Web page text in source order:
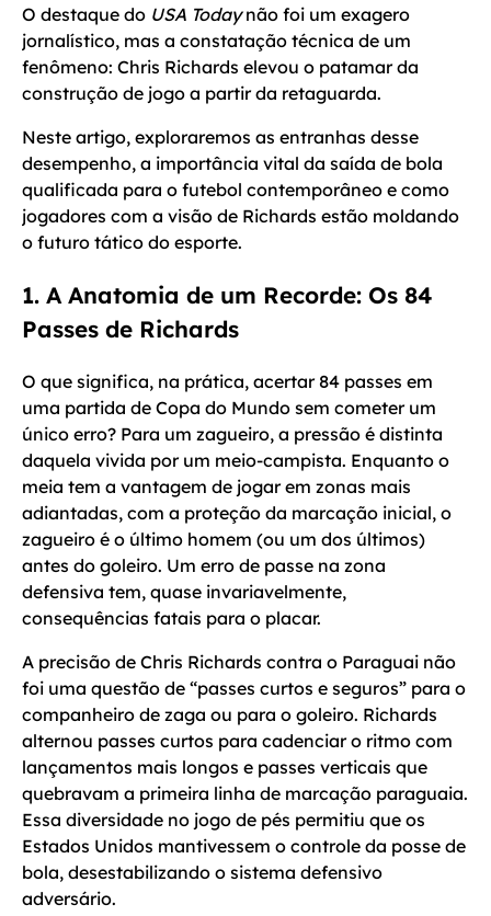
O destaque do USA Todaynão foi um exagero
jornalístico, mas a constatação técnica de um
fenômeno: Chris Richards elevou o patamar da
construção de jogo a partir da retaguarda.
Neste artigo, exploraremos as entranhas desse
desempenho, a importância vital da saída de bola
qualificada para o futebol contemporâneo e como
jogadores com a visão de Richards estão moldando
o futuro tático do esporte.
1. A Anatomia de um Recorde: Os 84
Passes de Richards
O que significa, na prática, acertar 84 passes em
uma partida de Copa do Mundo sem cometer um
único erro? Para um zagueiro, a pressão é distinta
daquela vivida por um meio-campista. Enquanto o
meia tem a vantagem de jogar em zonas mais
adiantadas, com a proteção da marcação inicial, o
zagueiro é o último homem (ou um dos últimos)
antes do goleiro. Um erro de passe na zona
defensiva tem, quase invariavelmente,
consequências fatais para o placar.
A precisão de Chris Richards contra o Paraguai não
foi uma questão de “passes curtos e seguros” para o
companheiro de zaga ou para o goleiro. Richards
alternou passes curtos para cadenciar o ritmo com
lançamentos mais longos e passes verticais que
quebravam a primeira linha de marcação paraguaia.
Essa diversidade no jogo de pés permitiu que os
Estados Unidos mantivessem o controle da posse de
bola, desestabilizando o sistema defensivo
adversário.